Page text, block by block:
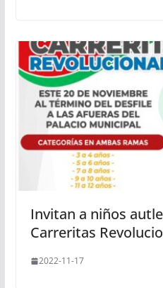
Invitan a niños
Carreritas
2022-11-17